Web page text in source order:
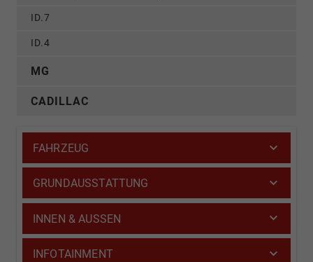
ID.7
ID.4
MG
CADILLAC
FAHRZEUG
GRUNDAUSSTATTUNG
INNEN & AUSSEN
INFOTAINMENT